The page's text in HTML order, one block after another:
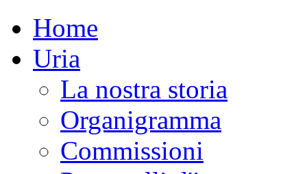
Home
Uria
La nostra storia
Organigramma
Commissioni